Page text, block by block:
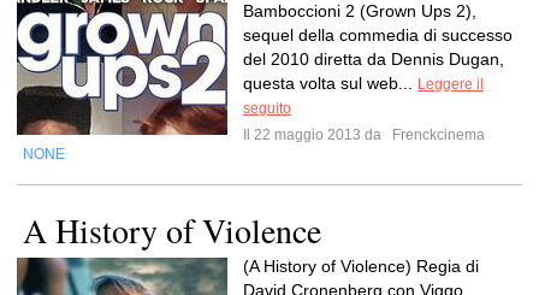
Bamboccioni 2 (Grown Ups 2),
sequel della commedia di successo
del 2010 diretta da Dennis Dugan,
questa volta sul web...
Leggere il
seguito
Il 22 maggio 2013 da
Frenckcinema
NONE
A History of Violence
(A History of Violence) Regia di
David Cronenberg con Viggo